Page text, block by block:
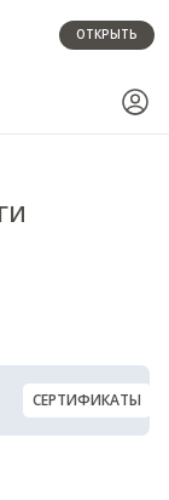
ОТКРЫТЬ
СЕРТИФИКАТЫ